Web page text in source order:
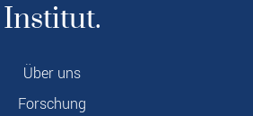
Institut.
Über uns
Forschung